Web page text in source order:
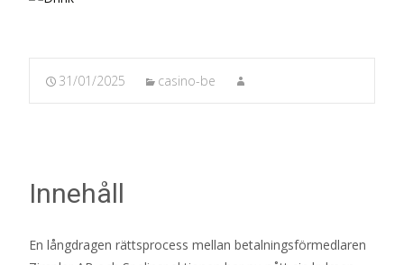
31/01/2025 casino-be
Innehåll
En långdragen rättsprocess mellan betalningsförmedlaren